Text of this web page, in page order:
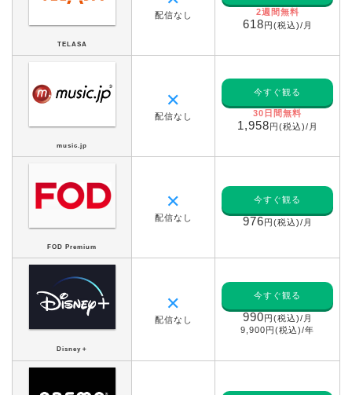
TELASA
配信なし 2週間無料
618円(税込)/月
music.jp
✕
配信なし
今すぐ観る
30日間無料
1,958円(税込)/月
FOD Premium
✕
配信なし
今すぐ観る
976円(税込)/月
Disney＋
✕
配信なし
今すぐ観る
990円(税込)/月
9,900円(税込)/年